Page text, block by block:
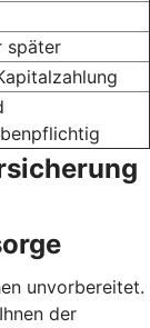
später
unvorbereitet.
der